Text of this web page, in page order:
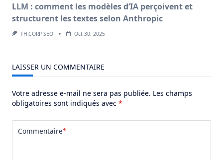
LLM : comment les modèles d’IA perçoivent et
structurent les textes selon Anthropic
TH.CORP SEO Oct 30, 2025
LAISSER UN COMMENTAIRE
Votre adresse e-mail ne sera pas publiée. Les champs
obligatoires sont indiqués avec *
Commentaire*